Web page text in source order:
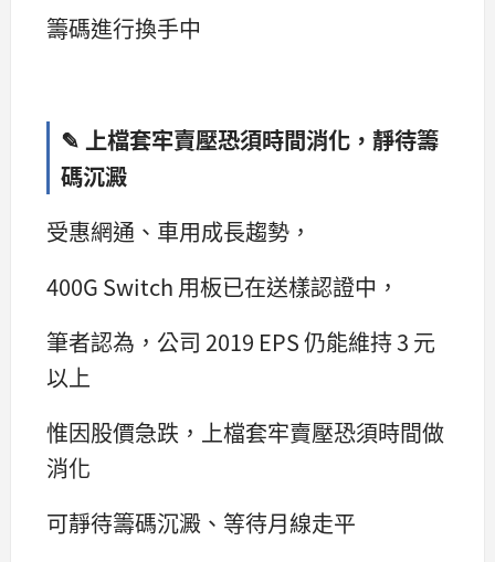
籌碼進行換手中
✎ 上檔套牢賣壓恐須時間消化，靜待籌
碼沉澱
受惠網通、車用成長趨勢，
400G Switch 用板已在送樣認證中，
筆者認為，公司 2019 EPS 仍能維持 3 元
以上
惟因股價急跌，上檔套牢賣壓恐須時間做
消化
可靜待籌碼沉澱、等待月線走平